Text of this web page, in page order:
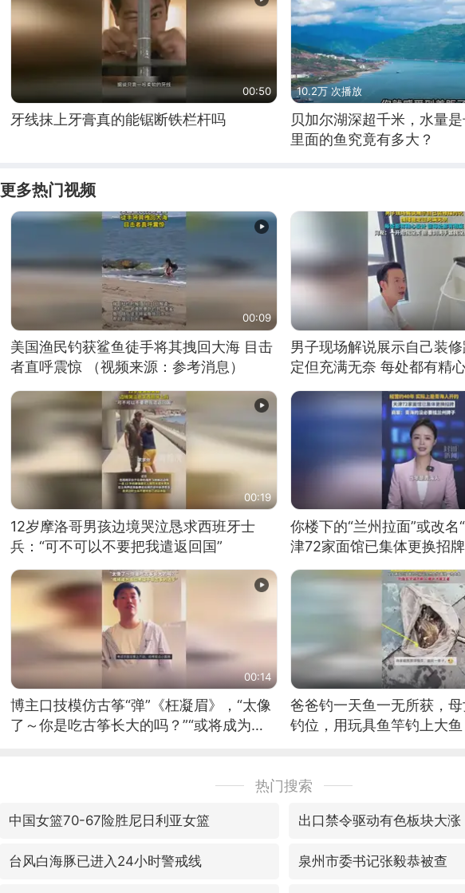
00:50
牙线抹上牙膏真的能锯断铁栏杆吗
10.2万 次播放
贝加尔湖深超千米，水量是
里面的鱼究竟有多大？
更多热门视频
00:09
美国渔民钓获鲨鱼徒手将其拽回大海 目击
者直呼震惊 （视频来源：参考消息）
男子现场解说展示自己装
定但充满无奈 每处都有精
00:19
12岁摩洛哥男孩边境哭泣恳求西班牙士
兵：“可不可以不要把我遣返回国”
你楼下的“兰州拉面”或改名
津72家面馆已集体更换招牌
00:14
博主口技模仿古筝“弹”《枉凝眉》，“太像
了～你是吃古筝长大的吗？”“或将成为首
爸爸钓一天鱼一无所获，
钓位，用玩具鱼竿钓上大鱼
热门搜索
中国女篮70-67险胜尼日利亚女篮 出口禁令驱动有色板块大涨
台风白海豚已进入24小时警戒线 泉州市委书记张毅恭被查